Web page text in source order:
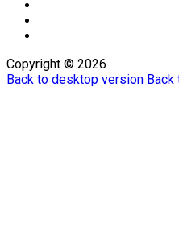
Copyright © 2026
Back to desktop version Back